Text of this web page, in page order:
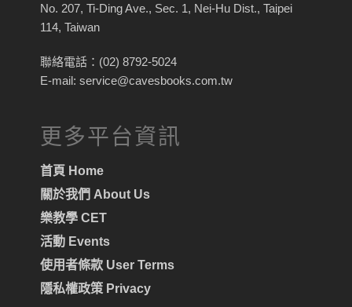
No. 207, Ti-Ding Ave., Sec. 1, Nei-Hu Dist., Taipei
114, Taiwan
聯絡電話：(02) 8792-5024
E-mail: service@cavesbooks.com.tw
更多平台資訊
首頁 Home
關於我們 About Us
樂教學 CET
活動 Events
使用者條款 User Terms
隱私權政策 Privacy